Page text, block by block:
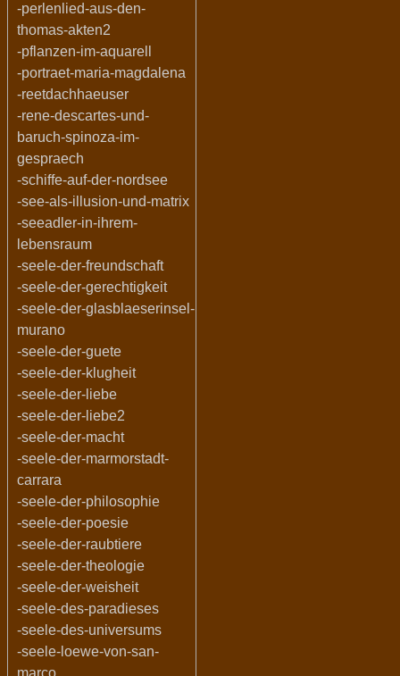
-perlenlied-aus-den-
thomas-akten2
-pflanzen-im-aquarell
-portraet-maria-magdalena
-reetdachhaeuser
-rene-descartes-und-
baruch-spinoza-im-
gespraech
-schiffe-auf-der-nordsee
-see-als-illusion-und-matrix
-seeadler-in-ihrem-
lebensraum
-seele-der-freundschaft
-seele-der-gerechtigkeit
-seele-der-glasblaeserinsel-
murano
-seele-der-guete
-seele-der-klugheit
-seele-der-liebe
-seele-der-liebe2
-seele-der-macht
-seele-der-marmorstadt-
carrara
-seele-der-philosophie
-seele-der-poesie
-seele-der-raubtiere
-seele-der-theologie
-seele-der-weisheit
-seele-des-paradieses
-seele-des-universums
-seele-loewe-von-san-